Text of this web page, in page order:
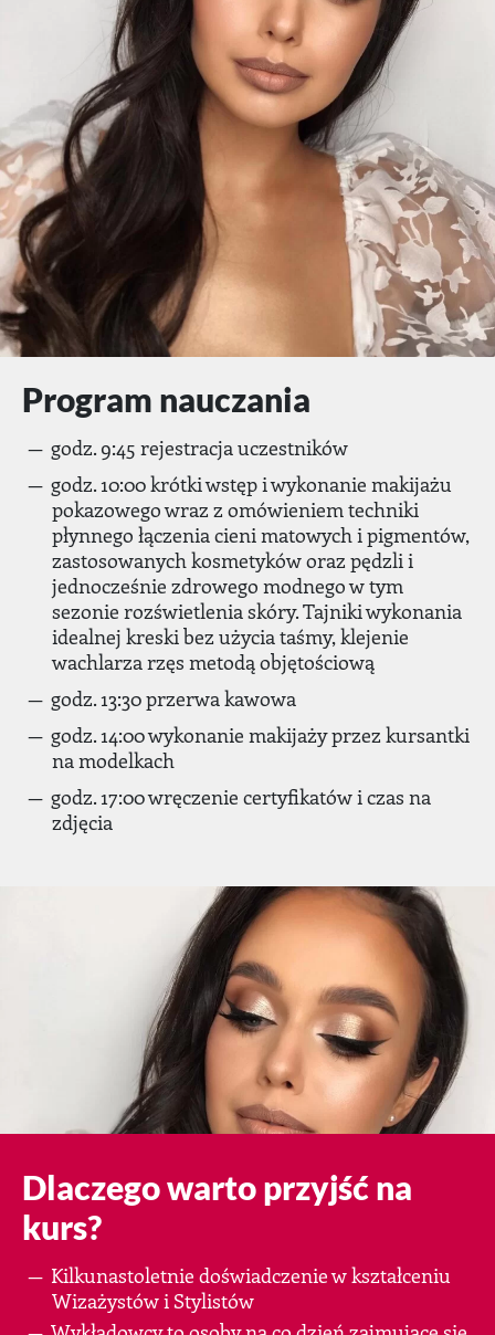
Program nauczania
godz. 9:45 rejestracja uczestników
godz. 10:00 krótki wstęp i wykonanie makijażu
pokazowego wraz z omówieniem techniki
płynnego łączenia cieni matowych i pigmentów,
zastosowanych kosmetyków oraz pędzli i
jednocześnie zdrowego modnego w tym
sezonie rozświetlenia skóry. Tajniki wykonania
idealnej kreski bez użycia taśmy, klejenie
wachlarza rzęs metodą objętościową
godz. 13:30 przerwa kawowa
godz. 14:00 wykonanie makijaży przez kursantki
na modelkach
godz. 17:00 wręczenie certyfikatów i czas na
zdjęcia
Dlaczego warto przyjść na
kurs?
Kilkunastoletnie doświadczenie w kształceniu
Wizażystów i Stylistów